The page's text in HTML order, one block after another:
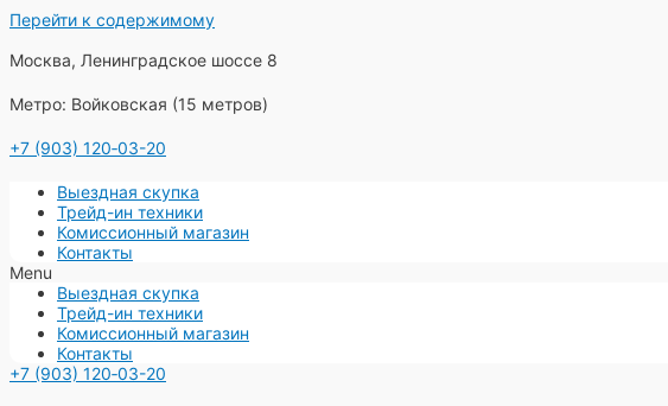
Перейти к содержимому
Москва, Ленинградское шоссе 8
Метро: Войковская (15 метров)
+7 (903) 120‑03-20
Выездная скупка
Трейд-ин техники
Комиссионный магазин
Контакты
Menu
Выездная скупка
Трейд-ин техники
Комиссионный магазин
Контакты
+7 (903) 120‑03-20